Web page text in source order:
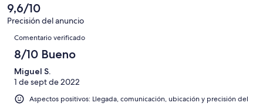
Excelente
8
-
Bueno
puntuación
de
6
Normal
una
puntuación
de
Mediocre
6
con
puntuación
de
Horrible
9,6/10
Precisión del anuncio
Comentarios
Comentario verificado
8/10 Bueno
Miguel S.
1 de sept de 2022
Aspectos positivos: Llegada, comunicación, ubicación y precisión del